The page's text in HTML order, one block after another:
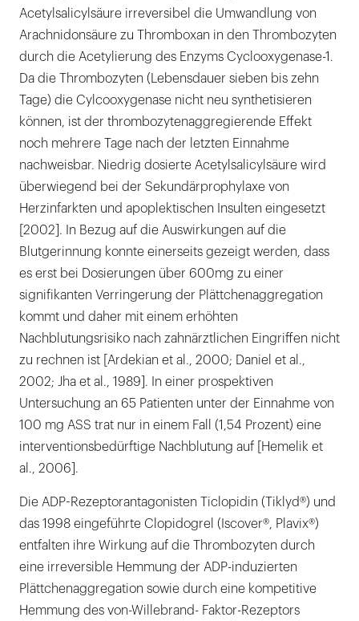
Acetylsalicylsäure irreversibel die Umwandlung von
Arachnidonsäure zu Thromboxan in den Thrombozyten
durch die Acetylierung des Enzyms Cyclooxygenase-1.
Da die Thrombozyten (Lebensdauer sieben bis zehn
Tage) die Cylcooxygenase nicht neu synthetisieren
können, ist der thrombozytenaggregierende Effekt
noch mehrere Tage nach der letzten Einnahme
nachweisbar. Niedrig dosierte Acetylsalicylsäure wird
überwiegend bei der Sekundärprophylaxe von
Herzinfarkten und apoplektischen Insulten eingesetzt
[2002]. In Bezug auf die Auswirkungen auf die
Blutgerinnung konnte einerseits gezeigt werden, dass
es erst bei Dosierungen über 600mg zu einer
signifikanten Verringerung der Plättchenaggregation
kommt und daher mit einem erhöhten
Nachblutungsrisiko nach zahnärztlichen Eingriffen nicht
zu rechnen ist [Ardekian et al., 2000; Daniel et al.,
2002; Jha et al., 1989]. In einer prospektiven
Untersuchung an 65 Patienten unter der Einnahme von
100 mg ASS trat nur in einem Fall (1,54 Prozent) eine
interventionsbedürftige Nachblutung auf [Hemelik et
al., 2006].
Die ADP-Rezeptorantagonisten Ticlopidin (Tiklyd®) und
das 1998 eingeführte Clopidogrel (Iscover®, Plavix®)
entfalten ihre Wirkung auf die Thrombozyten durch
eine irreversible Hemmung der ADP-induzierten
Plättchenaggregation sowie durch eine kompetitive
Hemmung des von-Willebrand- Faktor-Rezeptors